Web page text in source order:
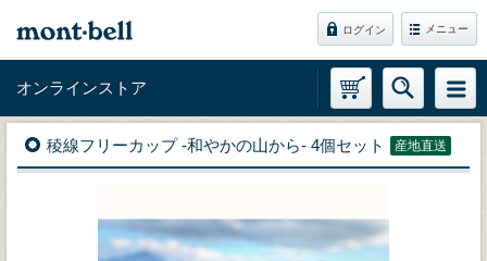
ログイン メニュー
オンラインストア
稜線フリーカップ -和やかの山から- 4個セット 産地直送